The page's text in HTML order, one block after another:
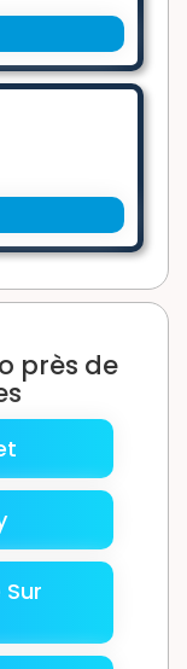
près de